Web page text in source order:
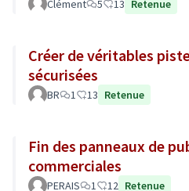
Clément 5 13 Retenue
Créer de véritables
sécurisées
BR 1 13 Retenue
Fin des panneaux de
commerciales
PERAIS 1 12 Retenue